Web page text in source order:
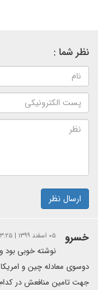
نظر شما :
ارسال نظر
خسرو ۰۵ اسفند ۱۳۹۹ | ۱۳:۲۵
نوشته خوبی بود
دوسوی معادله چین و امریکا
جهت تامین منافعش در